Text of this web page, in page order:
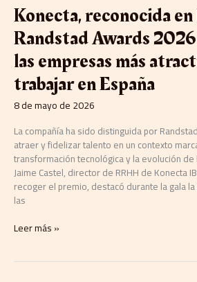
Konecta, reconocida
Randstad Awards
las empresas más
trabajar en España
8 de mayo de 2026
La compañía ha sido distinguida por
atraer y fidelizar talento en un contexto
transformación tecnológica y la evolución
Jaime Castel, director de RRHH de Konecta
recoger el premio, destacó durante la gala
las
atractivas
para
trabajar
en
España
Leer más »